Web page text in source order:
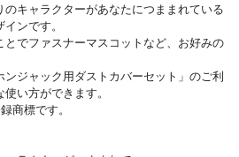
のキャラクターがあなたにつままれている
ンです。
とでファスナーマスコットなど、お好みの
ンジャック用ダストカバーセット」のご利
い方ができます。
商標です。